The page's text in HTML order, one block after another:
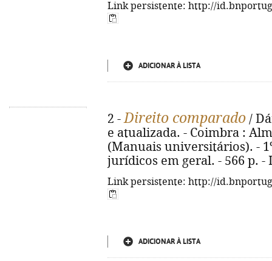
Link persistente: http://
ADICIONAR À LISTA
2 -Direito comparado /
e atualizada. - Coimbra :
(Manuais universitários). -
jurídicos em geral. - 566 p. -
Link persistente: http://
ADICIONAR À LISTA